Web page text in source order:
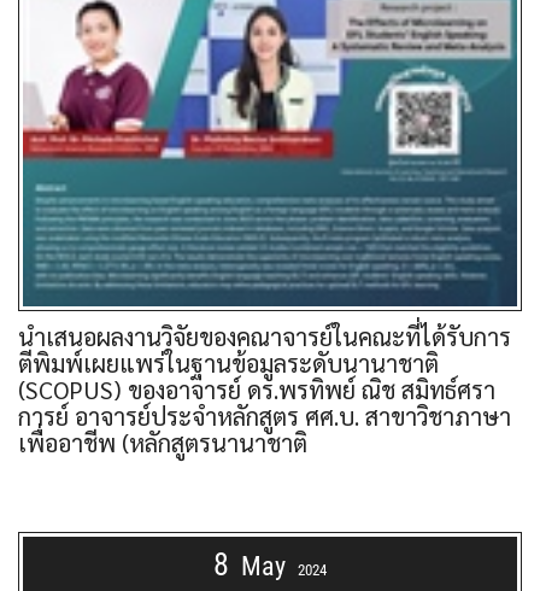
นำเสนอผลงานวิจัยของคณาจารย์ในคณะที่ได้รับการ
ตีพิมพ์เผยแพร่ในฐานข้อมูลระดับนานาชาติ
(SCOPUS) ของอาจารย์ ดร.พรทิพย์ ณิช สมิทธ์ศรา
การย์ อาจารย์ประจำหลักสูตร ศศ.บ. สาขาวิชาภาษา
เพื่ออาชีพ (หลักสูตรนานาชาติ
8 May 2024